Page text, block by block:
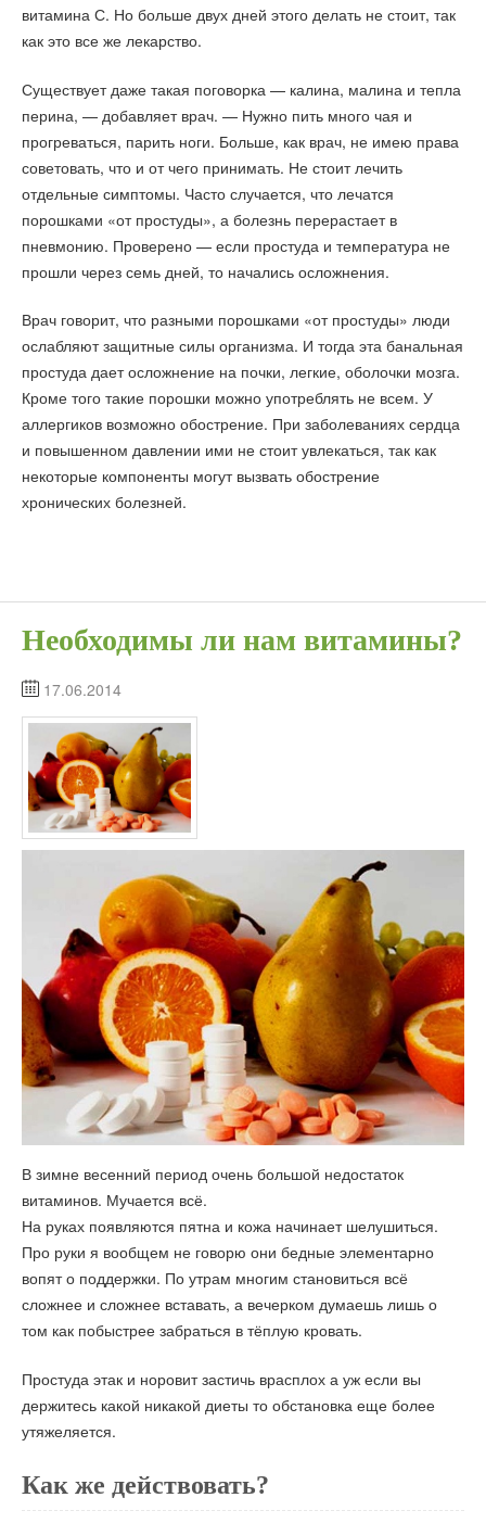
витамина С. Но больше двух дней этого делать не стоит, так
как это все же лекарство.
Существует даже такая поговорка — калина, малина и тепла
перина, — добавляет врач. — Нужно пить много чая и
прогреваться, парить ноги. Больше, как врач, не имею права
советовать, что и от чего принимать. Не стоит лечить
отдельные симптомы. Часто случается, что лечатся
порошками «от простуды», а болезнь перерастает в
пневмонию. Проверено — если простуда и температура не
прошли через семь дней, то начались осложнения.
Врач говорит, что разными порошками «от простуды» люди
ослабляют защитные силы организма. И тогда эта банальная
простуда дает осложнение на почки, легкие, оболочки мозга.
Кроме того такие порошки можно употреблять не всем. У
аллергиков возможно обострение. При заболеваниях сердца
и повышенном давлении ими не стоит увлекаться, так как
некоторые компоненты могут вызвать обострение
хронических болезней.
Необходимы ли нам витамины?
17.06.2014
В зимне весенний период очень большой недостаток
витаминов. Мучается всё.
На руках появляются пятна и кожа начинает шелушиться.
Про руки я вообщем не говорю они бедные элементарно
вопят о поддержки. По утрам многим становиться всё
сложнее и сложнее вставать, а вечерком думаешь лишь о
том как побыстрее забраться в тёплую кровать.
Простуда этак и норовит застичь врасплох а уж если вы
держитесь какой никакой диеты то обстановка еще более
утяжеляется.
Как же действовать?